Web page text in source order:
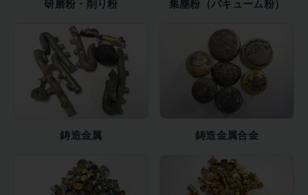
研磨粉・削り粉 集塵粉（バキューム粉）
鋳造金属 鋳造金属合金